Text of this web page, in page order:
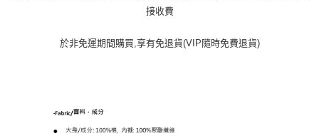
接收費
於非免運期間購買,享有免退貨(VIP隨時免費退貨)